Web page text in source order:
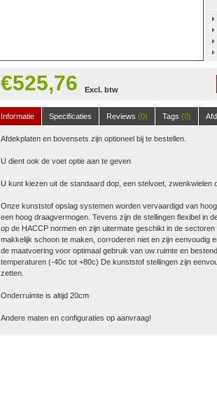
€525,76 Excl. btw
Informatie
Specificaties Reviews (0) Tags (0)
Afdekplaten en bovensets zijn optioneel bij te bestellen.
U dient ook de voet optie aan te geven
U kunt kiezen uit de standaard dop, een stelvoet, zwenkwielen
Onze kunststof opslag systemen worden vervaardigd van
een hoog draagvermogen. Tevens zijn de stellingen flexibel in
op de HACCP normen en zijn uitermate geschikt in de
makkelijk schoon te maken, corroderen niet en zijn eenvoudig
de maatvoering voor optimaal gebruik van uw ruimte en
temperaturen (-40c tot +80c) De kunststof stellingen zijn
zetten.
Onderruimte is altijd 20cm
Andere maten en configuraties op aanvraag!